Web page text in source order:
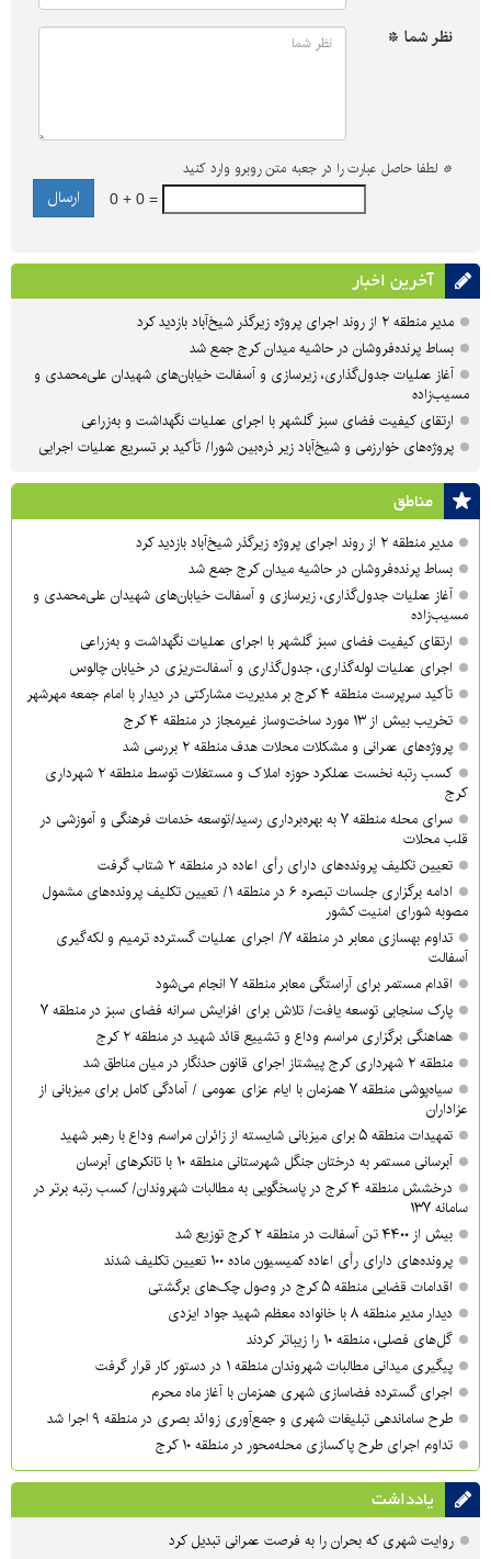
نظر شما *
* لطفا حاصل عبارت را در جعبه متن روبرو وارد کنید
0 + 0 =
آخرین اخبار
مدیر منطقه ۲ از روند اجرای پروژه زیرگذر شیخ‌آباد بازدید کرد
بساط پرنده‌فروشان در حاشیه میدان کرج جمع شد
آغاز عملیات جدول‌گذاری، زیرسازی و آسفالت خیابان‌های شهیدان علی‌محمدی و
مسیب‌زاده
ارتقای کیفیت فضای سبز گلشهر با اجرای عملیات نگهداشت و به‌زراعی
پروژه‌های خوارزمی و شیخ‌آباد زیر ذره‌بین شورا/ تأکید بر تسریع عملیات اجرایی
مناطق
مدیر منطقه ۲ از روند اجرای پروژه زیرگذر شیخ‌آباد بازدید کرد
بساط پرنده‌فروشان در حاشیه میدان کرج جمع شد
آغاز عملیات جدول‌گذاری، زیرسازی و آسفالت خیابان‌های شهیدان علی‌محمدی و
مسیب‌زاده
ارتقای کیفیت فضای سبز گلشهر با اجرای عملیات نگهداشت و به‌زراعی
اجرای عملیات لوله‌گذاری، جدول‌گذاری و آسفالت‌ریزی در خیابان چالوس
تأکید سرپرست منطقه ۴ کرج بر مدیریت مشارکتی در دیدار با امام جمعه مهرشهر
تخریب بیش از ۱۳ مورد ساخت‌وساز غیرمجاز در منطقه ۴ کرج
پروژه‌های عمرانی و مشکلات محلات هدف منطقه ۲ بررسی شد
کسب رتبه نخست عملکرد حوزه املاک و مستغلات توسط منطقه ۲ شهرداری
کرج
سرای محله منطقه ۷ به بهره‌برداری رسید/توسعه خدمات فرهنگی و آموزشی در
قلب محلات
تعیین تکلیف پرونده‌های دارای رأی اعاده در منطقه ۲ شتاب گرفت
ادامه برگزاری جلسات تبصره ۶ در منطقه ۱/ تعیین تکلیف پرونده‌های مشمول
مصوبه شورای امنیت کشور
تداوم بهسازی معابر در منطقه ۷/ اجرای عملیات گسترده ترمیم و لکه‌گیری
آسفالت
اقدام مستمر برای آراستگی معابر منطقه ۷ انجام می‌شود
پارک سنجابی توسعه یافت/ تلاش برای افزایش سرانه فضای سبز در منطقه ۷
هماهنگی برگزاری مراسم وداع و تشییع قائد شهید در منطقه ۲ کرج
منطقه ۲ شهرداری کرج پیشتاز اجرای قانون حدنگار در میان مناطق شد
سیاه‌پوشی منطقه ۷ همزمان با ایام عزای عمومی / آمادگی کامل برای میزبانی از
عزاداران
تمهیدات منطقه ۵ برای میزبانی شایسته از زائران مراسم وداع با رهبر شهید
آبرسانی مستمر به درختان جنگل شهرستانی منطقه ۱۰ با تانکرهای آبرسان
درخشش منطقه ۴ کرج در پاسخگویی به مطالبات شهروندان/ کسب رتبه برتر در
سامانه ۱۳۷
بیش از ۴۴۰۰ تن آسفالت در منطقه ۲ کرج توزیع شد
پرونده‌های دارای رأی اعاده کمیسیون ماده ۱۰۰ تعیین تکلیف شدند
اقدامات قضایی منطقه ۵ کرج در وصول چک‌های برگشتی
دیدار مدیر منطقه ۸ با خانواده معظم شهید جواد ایزدی
گل‌های فصلی، منطقه ۱۰ را زیباتر کردند
پیگیری میدانی مطالبات شهروندان منطقه ۱ در دستور کار قرار گرفت
اجرای گسترده فضاسازی شهری همزمان با آغاز ماه محرم
طرح ساماندهی تبلیغات شهری و جمع‌آوری زوائد بصری در منطقه ۹ اجرا شد
تداوم اجرای طرح پاکسازی محله‌محور در منطقه ۱۰ کرج
یادداشت
روایت شهری که بحران را به فرصت عمرانی تبدیل کرد